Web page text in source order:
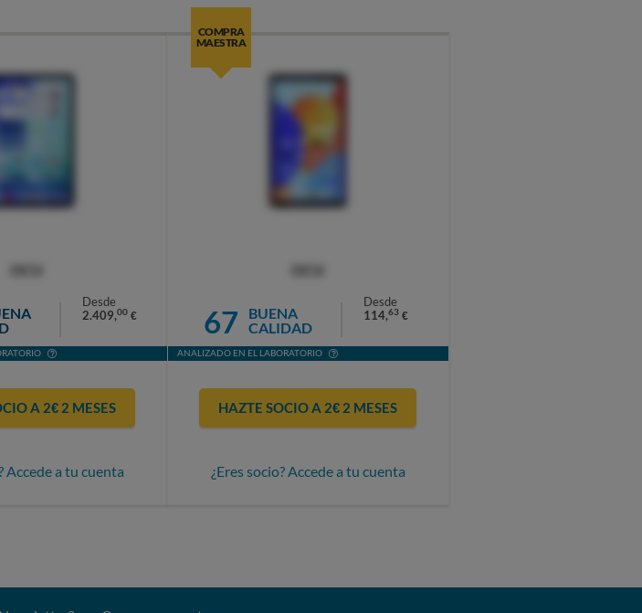
Desde
2.409,00 €
A 2€ 2 MESES
Accede a tu cuenta
COMPRA
MAESTRA
67
BUENA
CALIDAD
Desde
114,63 €
ANALIZADO EN EL LABORATORIO
HAZTE SOCIO A 2€ 2 MESES
¿Eres socio? Accede a tu cuenta